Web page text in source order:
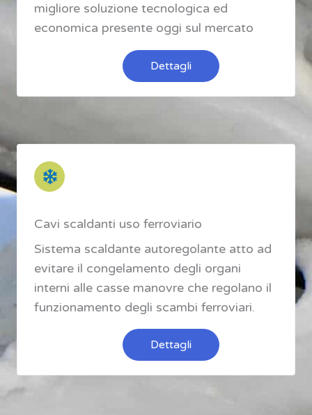
migliore soluzione tecnologica ed
economica presente oggi sul mercato
Dettagli
Cavi scaldanti uso ferroviario
Sistema scaldante autoregolante atto ad
evitare il congelamento degli organi
interni alle casse manovre che regolano il
funzionamento degli scambi ferroviari.
Dettagli